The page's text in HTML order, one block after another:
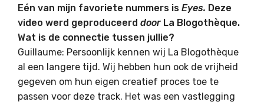
Eén van mijn favoriete nummers is Eyes. Deze
video werd geproduceerd door La Blogothèque.
Wat is de connectie tussen jullie?
Guillaume: Persoonlijk kennen wij La Blogothèque
al een langere tijd. Wij hebben hun ook de vrijheid
gegeven om hun eigen creatief proces toe te
passen voor deze track. Het was een vastlegging